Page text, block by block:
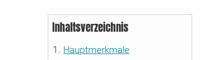
Google
Sie
auf der
Inhaltsverzeichnis
Hauptmerkmale